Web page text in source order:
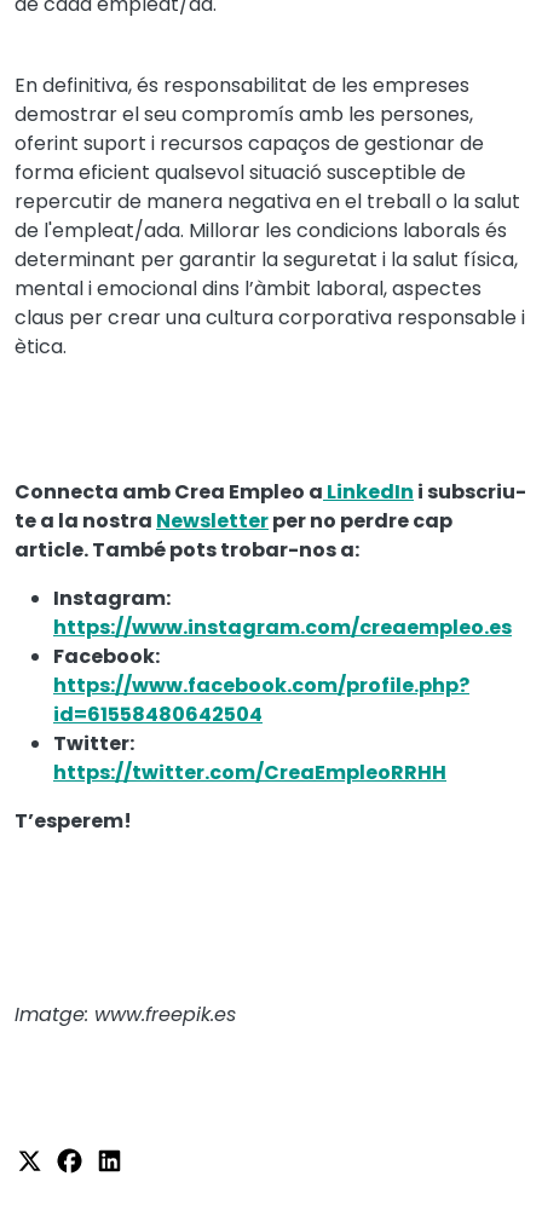
En definitiva, és responsabilitat de les empreses
demostrar el seu compromís amb les persones,
oferint suport i recursos capaços de gestionar de
forma eficient qualsevol situació susceptible de
repercutir de manera negativa en el treball o la salut
de l'empleat/ada. Millorar les condicions laborals és
determinant per garantir la seguretat i la salut física,
mental i emocional dins l’àmbit laboral, aspectes
claus per crear una cultura corporativa responsable i
ètica.
Connecta amb Crea Empleo a LinkedIn i subscriu-
te a la nostra Newsletterper no perdre cap
article. També pots trobar-nos a:
Instagram:
https://www.instagram.com/creaempleo.es
Facebook:
https://www.facebook.com/profile.php?
id=61558480642504
Twitter:
https://twitter.com/CreaEmpleoRRHH
T’esperem!
Imatge: www.freepik.es